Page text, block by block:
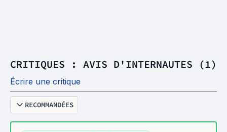
CRITIQUES : AVIS D'INTERNAUTES (1)
Écrire une critique
RECOMMANDÉES